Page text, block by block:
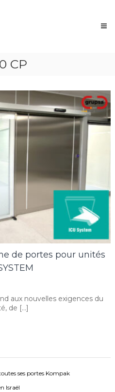
CP
de portes pour unités
aux nouvelles exigences du
de […]
ses portes Kompak
Israël